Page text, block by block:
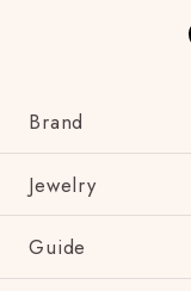
Brand
Jewelry
Guide